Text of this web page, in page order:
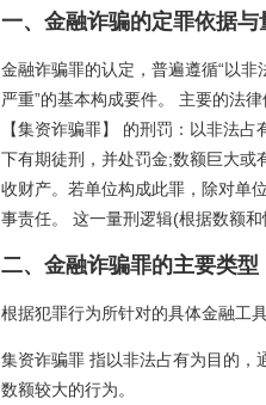
一、金融诈骗的定罪依据与
金融诈骗罪的认定，普遍遵循“以非
严重”的基本构成要件。 主要的法
【集资诈骗罪】 的刑罚：以非法
下有期徒刑，并处罚金;数额巨大或
收财产。若单位构成此罪，除对单
事责任。 这一量刑逻辑(根据数额
二、金融诈骗罪的主要类型
根据犯罪行为所针对的具体金融工
集资诈骗罪 指以非法占有为目的，
数额较大的行为。